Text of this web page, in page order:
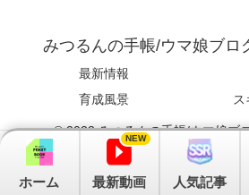
ホーム
NEW
最新動画 人気記事
みつるんの手帳/ウマ娘ブロ
最新情報
育成風景
© 2023 みつるんの手帳/ウマ娘ブ